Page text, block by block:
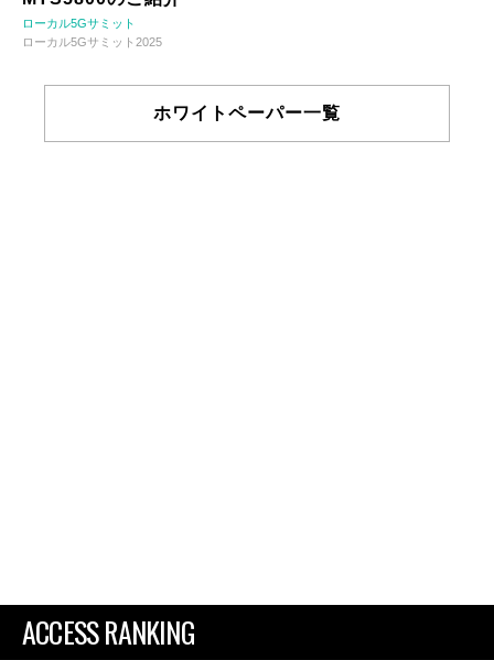
ローカル5Gサミット
ローカル5Gサミット2025
ホワイトペーパー一覧
ACCESS RANKING